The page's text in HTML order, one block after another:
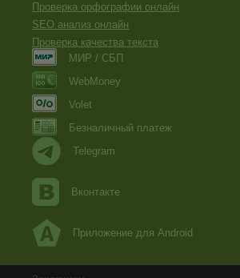
Проверка орфографии онлайн
SEO анализ онлайн
Проверка качества текста
МИР / СБП
WebMoney
Volet
Безналичный платеж
Telegram
Вконтакте
Приложение для Android